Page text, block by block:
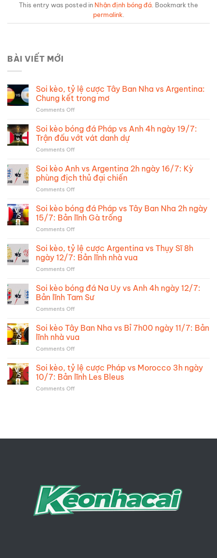
This entry was posted in Nhận định bóng đá . Bookmark the
permalink.
BÀI VIẾT MỚI
Soi kèo, tỷ lệ cược Tây Ban Nha vs Argentina:
Chung kết trong mơ
Comments Offon
tỷ
lệ
cược
Ban
Nha
kết
trong
Soi kèo bóng đá Pháp vs Anh 4h ngày 19/7:
Trận đấu vớt vát danh dự
Comments Offon
kèo
bóng
đá
Pháp
Anh
4h
đấu
vớt
Soi kèo Anh vs Argentina 2h ngày 16/7: Kỳ
phùng địch thủ đại chiến
Comments Offon
Anh
vs
Argentina
ngày
16/7:
thủ
đại
Soi kèo bóng đá Pháp vs Tây Ban Nha 2h ngày
15/7: Bản lĩnh Gà trống
Comments Offon
kèo
bóng
đá
Pháp
Tây
Ban
15/7:
Bản
Soi kèo, tỷ lệ cược Argentina vs Thụy Sĩ 8h
ngày 12/7: Bản lĩnh nhà vua
Comments Offon
tỷ
lệ
cược
vs
Thụy
12/7:
Bản
Soi kèo bóng đá Na Uy vs Anh 4h ngày 12/7:
Bản lĩnh Tam Sư
Comments Offon
kèo
bóng
đá
Na
vs
Anh
Soi kèo Tây Ban Nha vs Bỉ 7h00 ngày 11/7: Bản
lĩnh nhà vua
Comments Offon
kèo
Tây
Ban
Nha
Bản
Soi kèo, tỷ lệ cược Pháp vs Morocco 3h ngày
10/7: Bản lĩnh Les Bleus
Comments Offon
Pháp
Bản
lĩnh
Les
Bleus